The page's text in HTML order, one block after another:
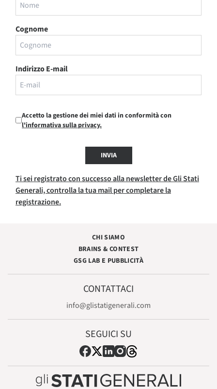
Cognome
Indirizzo E-mail
Accetto la gestione dei miei dati in conformità con
l'informativa sulla privacy.
INVIA
Ti sei registrato con successo alla newsletter de Gli Stati
Generali, controlla la tua mail per completare la
registrazione.
CHI SIAMO
BRAINS & CONTEST
GSG LAB E PUBBLICITÀ
CONTATTACI
info@glistatigenerali.com
SEGUICI SU